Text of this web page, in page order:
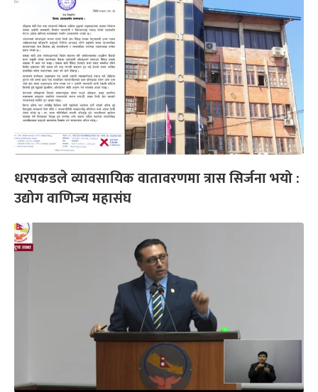
धरपकडले व्यावसायिक वातावरणमा त्रास सिर्जना भयो :
उद्योग वाणिज्य महासंघ